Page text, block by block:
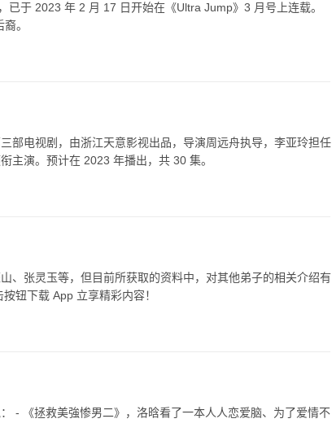
已于 2023 年 2 月 17 日开始在《Ultra Jump》3 月号上连载。
。
部电视剧，由浙江天意影视出品，导演周远舟执导，李亚玲担任
主演。预计在 2023 年播出，共 30 集。
、张灵玉等，但目前所获取的资料中，对其他弟子的相关介绍有
钮下载 App 立享精彩内容！
- 《拯救美強惨男二》，洛晗看了一本人人恋爱脑、为了爱情不